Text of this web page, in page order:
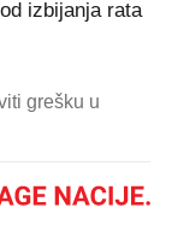
izbijanja rata
grešku u